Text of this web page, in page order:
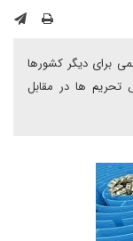
برای دیگر کشورها
ها در مقابل